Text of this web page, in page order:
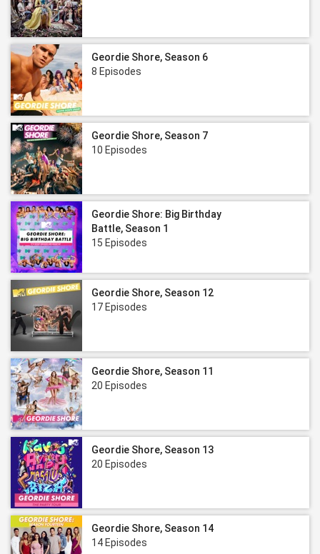
Geordie Shore, Season 6
8 Episodes
Geordie Shore, Season 7
10 Episodes
Geordie Shore: Big Birthday
Battle, Season 1
15 Episodes
Geordie Shore, Season 12
17 Episodes
Geordie Shore, Season 11
20 Episodes
Geordie Shore, Season 13
20 Episodes
Geordie Shore, Season 14
14 Episodes